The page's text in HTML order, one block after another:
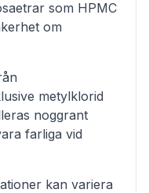
som HPMC
om
metylklorid
noggrant
farliga vid
kan variera